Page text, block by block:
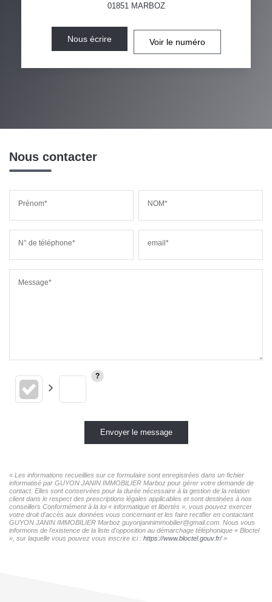
01851 MARBOZ
Nous écrire Voir le numéro
Nous contacter
Prénom* NOM*
N° de téléphone* email*
Message*
Envoyer le message
« Les informations recueillies sur ce formulaire sont enregistrées dans un fichier
informatisé par GUYON JANIN IMMOBILIER Marboz pour gérer votre demande de
contact. Elles sont conservées pour la durée nécessaire à la gestion de la relation
client dans le respect des prescriptions légales applicables et sont destinées à nos
conseillers Conformément à la loi « informatique et libertés », vous pouvez exercer
votre droit d'accès aux données vous concernant et les faire rectifier en contactant
GUYON JANIN IMMOBILIER Marboz guyonjaninimmobilier@gmail.com. Nous vous
informons de l'existence de la liste d'opposition au démarchage téléphonique « Bloctel
», sur laquelle vous pouvez vous inscrire ici : https://www.bloctel.gouv.fr/»